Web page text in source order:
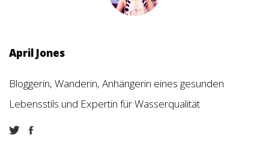
April Jones
Bloggerin, Wanderin, Anhängerin eines gesunden
Lebensstils und Expertin für Wasserqualität